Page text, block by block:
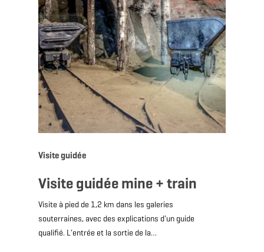
Visite guidée
Visite guidée mine + train
Visite à pied de 1,2 km dans les galeries
souterraines, avec des explications d'un guide
qualifié. L'entrée et la sortie de la…